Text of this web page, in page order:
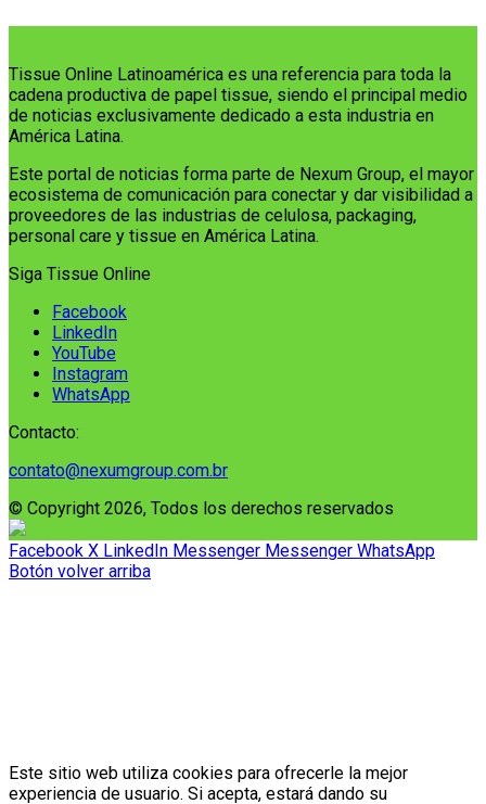
Tissue Online Latinoamérica es una referencia para toda la
cadena productiva de papel tissue, siendo el principal medio
de noticias exclusivamente dedicado a esta industria en
América Latina.
Este portal de noticias forma parte de Nexum Group, el mayor
ecosistema de comunicación para conectar y dar visibilidad a
proveedores de las industrias de celulosa, packaging,
personal care y tissue en América Latina.
Siga Tissue Online
Facebook
LinkedIn
YouTube
Instagram
WhatsApp
Contacto:
contato@nexumgroup.com.br
© Copyright 2026, Todos los derechos reservados
Facebook X LinkedIn Messenger Messenger WhatsApp
Botón volver arriba
Este sitio web utiliza cookies para ofrecerle la mejor
experiencia de usuario. Si acepta, estará dando su